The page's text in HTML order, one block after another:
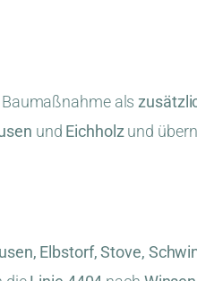
als
und Eichholz und
Elbstorf, Stove,